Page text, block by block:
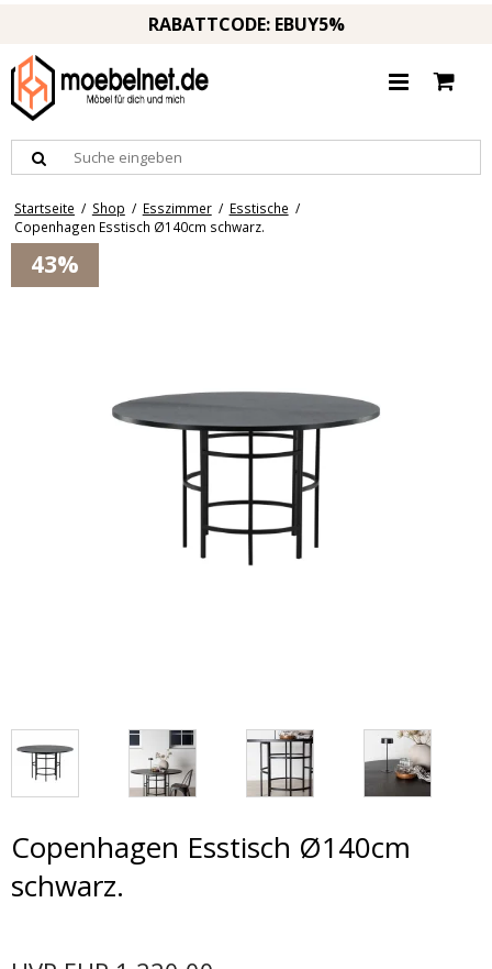
RABATTCODE: EBUY5%
Startseite / Shop / Esszimmer / Esstische /
Copenhagen Esstisch Ø140cm schwarz.
43%
Copenhagen Esstisch Ø140cm
schwarz.